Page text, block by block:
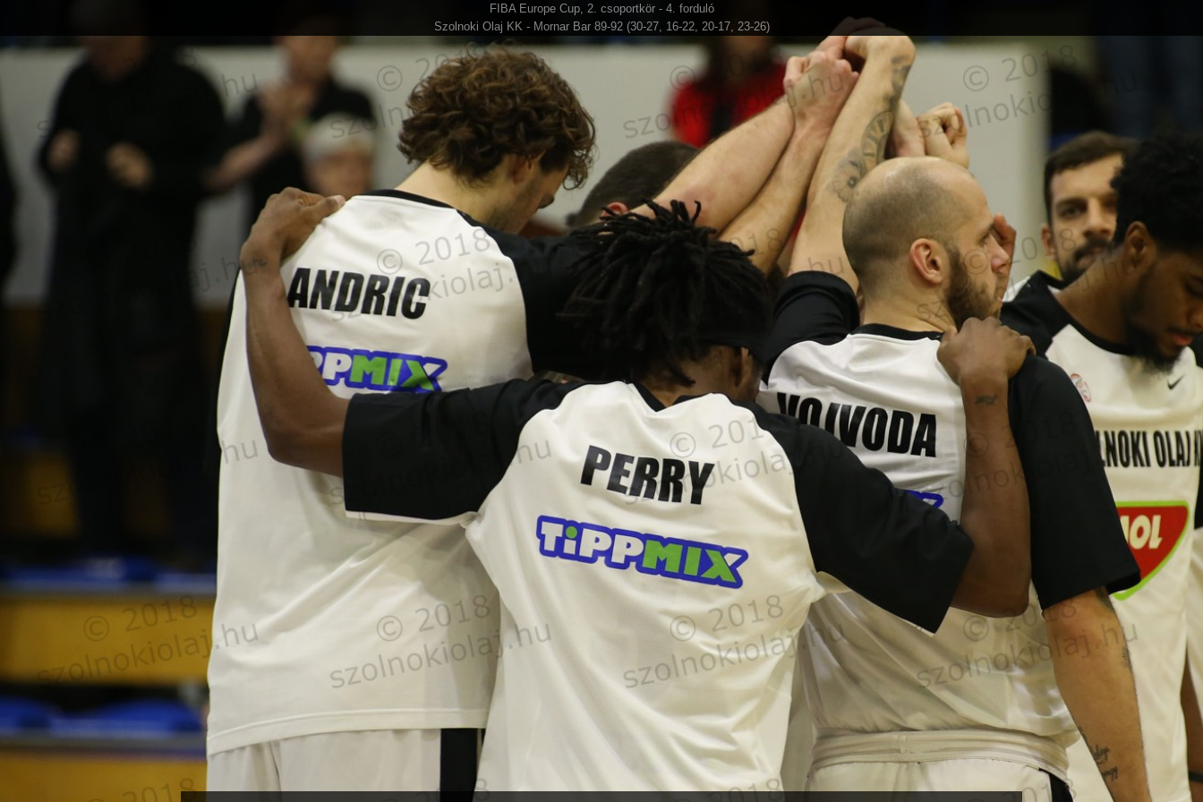
FIBA Europe Cup, 2. csoportkör - 4. forduló
Szolnoki Olaj KK - Mornar Bar 89-92 (30-27, 16-22, 20-17, 23-26)